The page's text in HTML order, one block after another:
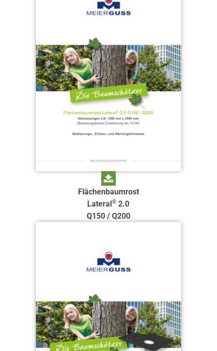
Flächenbaumrost
Lateral® 2.0
Q150 / Q200